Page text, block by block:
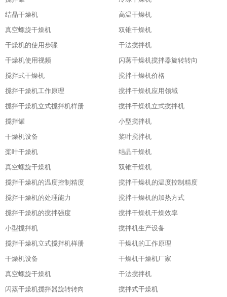
结晶干燥机
高温干燥机
真空螺旋干燥机
双锥干燥机
干燥机的使用步骤
干法搅拌机
干燥机使用视频
闪蒸干燥机搅拌器旋转转向
搅拌式干燥机
搅拌干燥机价格
搅拌干燥机工作原理
搅拌干燥机应用领域
搅拌干燥机立式搅拌机样册
搅拌干燥机立式搅拌机
搅拌罐
小型搅拌机
干燥机设备
桨叶搅拌机
桨叶干燥机
结晶干燥机
真空螺旋干燥机
双锥干燥机
搅拌干燥机的温度控制精度
搅拌干燥机的温度控制精度
搅拌干燥机的处理能力
搅拌干燥机的加热方式
搅拌干燥机的搅拌强度
搅拌干燥机干燥效率
小型搅拌机
搅拌机生产设备
搅拌干燥机立式搅拌机样册
干燥机的工作原理
干燥机设备
干燥机干燥机厂家
真空螺旋干燥机
干法搅拌机
闪蒸干燥机搅拌器旋转转向
搅拌式干燥机